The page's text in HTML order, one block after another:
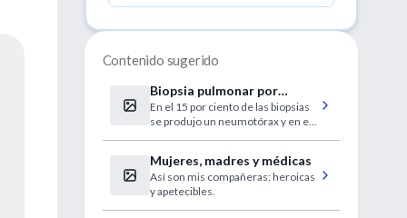
Contenido sugerido
Biopsia pulmonar por
punción implica alto riesgo
de neumotórax
En el 15 por ciento de las biopsias
se produjo un neumotórax y en el
Mujeres, madres y médicas
Así son mis compañeras: heroicas
y apetecibles.